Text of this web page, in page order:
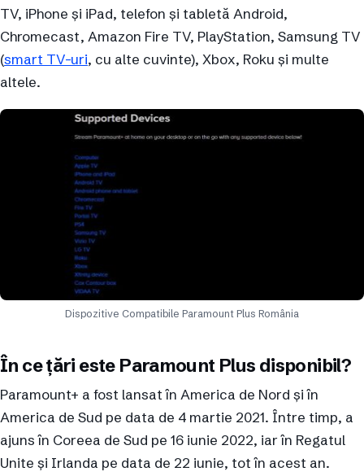
TV, iPhone și iPad, telefon și tabletă Android,
Chromecast, Amazon Fire TV, PlayStation, Samsung TV
(smart TV-uri, cu alte cuvinte), Xbox, Roku și multe
altele.
Dispozitive Compatibile Paramount Plus România
În ce țări este Paramount Plus disponibil?
Paramount+ a fost lansat în America de Nord și în
America de Sud pe data de 4 martie 2021. Între timp, a
ajuns în Coreea de Sud pe 16 iunie 2022, iar în Regatul
Unite și Irlanda pe data de 22 iunie, tot în acest an.